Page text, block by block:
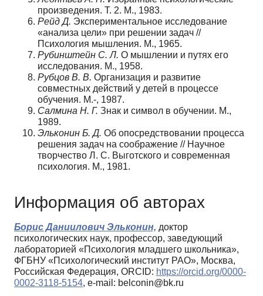
произведения. Т. 2. М., 1983.
Рейд Д. Экспериментальное исследование
«анализа цели» при решении задач //
Психология мышления. М., 1965.
Рубинштейн С. Л. О мышлении и путях его
исследования. М., 1958.
Рубцов В. В. Организация и развитие
совместных действий у детей в процессе
обучения. М.-, 1987.
Салмина Н. Г. Знак и символ в обучении. М.,
1989.
Эльконин Б. Д. Об опосредствовании процесса
решения задач на соображение // Научное
творчество Л. С. Выготского и современная
психология. М., 1981.
Информация об авторах
Борис Даниилович Эльконин, доктор
психологических наук, профессор, заведующий
лабораторией «Психология младшего школьника»,
ФГБНУ «Психологический институт РАО», Москва,
Российская Федерация, ORCID: https://orcid.org/0000-
0002-3118-5154, e-mail: belconin@bk.ru